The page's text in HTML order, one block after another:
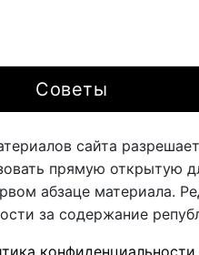
Советы
сайта
прямую открытую
абзаце материала.
за содержание
конфиденциальности